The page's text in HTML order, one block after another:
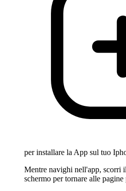
per installare la App sul tuo
Mentre navighi nell'app, scorri
schermo per tornare alle pagine